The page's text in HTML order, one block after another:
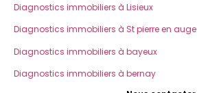
Diagnostics immobiliers à Lisieux
Diagnostics immobiliers à St pierre en auge
Diagnostics immobiliers à bayeux
Diagnostics immobiliers à bernay